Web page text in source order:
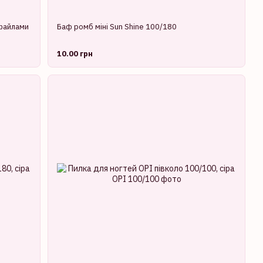
Баф ромб міні Sun Shine 100/180
10.00 грн